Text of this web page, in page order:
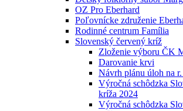
OZ Pro Eberhard
Poľovnícke združenie
Rodinné centrum Família
Slovenský červený kríž
Zloženie výboru ČK
Darovanie krvi
Návrh plánu úloh na
Výročná schôdzka
kríža 2024
Výročná schôdzka